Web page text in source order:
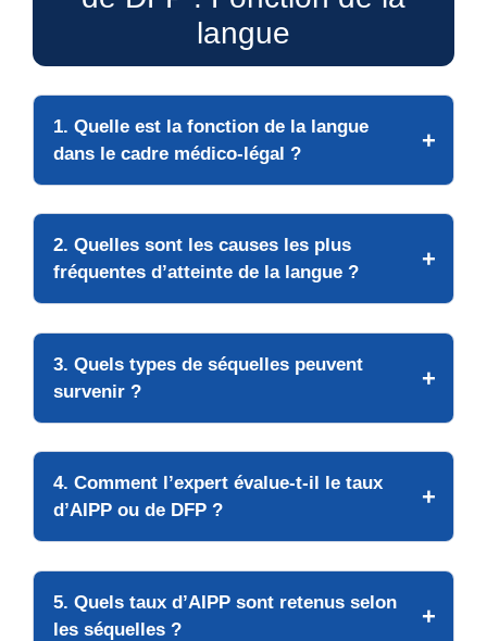
langue
1. Quelle est la fonction de la langue
dans le cadre médico-légal ?
2. Quelles sont les causes les plus
fréquentes d’atteinte de la langue ?
3. Quels types de séquelles peuvent
survenir ?
4. Comment l’expert évalue-t-il le taux
d’AIPP ou de DFP ?
5. Quels taux d’AIPP sont retenus selon
les séquelles ?